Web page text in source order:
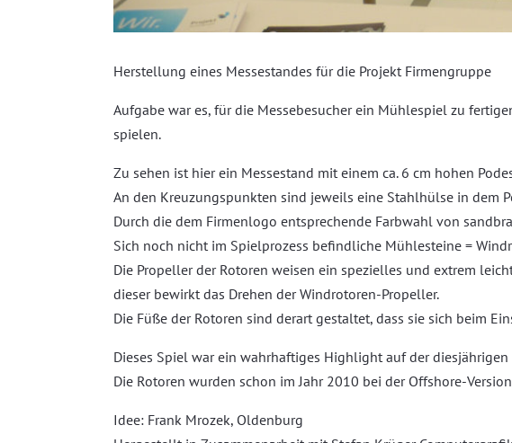
Herstellung eines Messestandes für die Projekt Firmengruppe
Aufgabe war es, für die Messebesucher ein Mühlespiel zu
spielen.
Zu sehen ist hier ein Messestand mit einem ca. 6 cm hohen
An den Kreuzungspunkten sind jeweils eine Stahlhülse in dem
Durch die dem Firmenlogo entsprechende Farbwahl von
Sich noch nicht im Spielprozess befindliche Mühlesteine =
Die Propeller der Rotoren weisen ein spezielles und extrem
dieser bewirkt das Drehen der Windrotoren-Propeller.
Die Füße der Rotoren sind derart gestaltet, dass sie sich beim
Dieses Spiel war ein wahrhaftiges Highlight auf der diesjährigen
Die Rotoren wurden schon im Jahr 2010 bei der Offshore-
Idee: Frank Mrozek, Oldenburg